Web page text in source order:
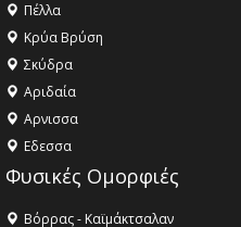
Πέλλα
Κρύα Βρύση
Σκύδρα
Αριδαία
Aρνισσα
Eδεσσα
Φυσικές Ομορφιές
Βόρρας - Καϊμάκτσαλαν